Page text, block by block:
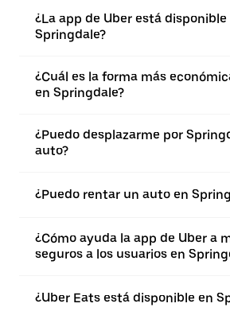
¿La app de Uber está disponible
Springdale?
¿Cuál es la forma más
en Springdale?
¿Puedo desplazarme por
auto?
¿Puedo rentar un auto en
¿Cómo ayuda la app de Uber a
seguros a los usuarios en
¿Uber Eats está disponible en